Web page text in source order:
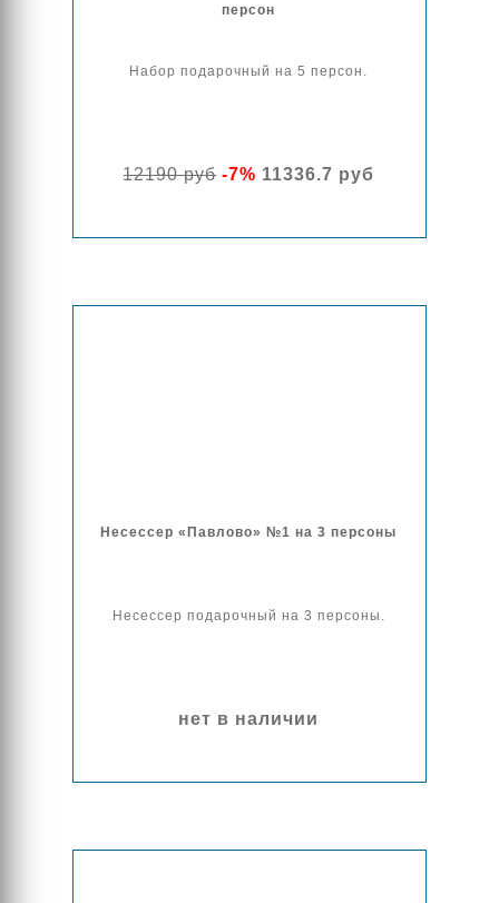
персон
Набор подарочный на 5 персон.
12190 руб-7% 11336.7 руб
Несессер «Павлово» №1 на 3 персоны
Несессер подарочный на 3 персоны.
нет в наличии